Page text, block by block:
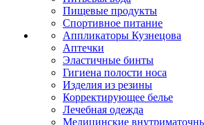
Пищевые продукты
Спортивное питание
Аппликаторы Кузнецова
Аптечки
Эластичные бинты
Гигиена полости носа
Изделия из резины
Корректирующее белье
Лечебная одежда
Медицинские